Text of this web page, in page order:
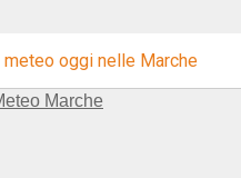
meteo oggi nelle Marche